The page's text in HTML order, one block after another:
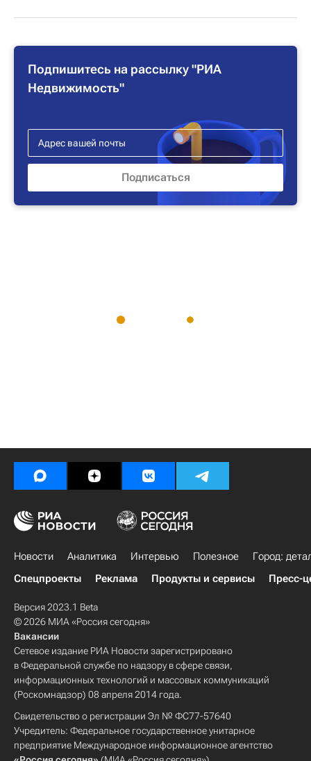
Подпишитесь на рассылку "РИА
Недвижимость"
Новости Аналитика Интервью Полезное
Город:
Спецпроекты
Реклама Продукты и сервисы Пресс-
Версия 2023.1 Beta
© 2026 МИА «Россия сегодня»
Вакансии
Сетевое издание РИА Новости зарегистрировано
в Федеральной службе по надзору в сфере связи,
информационных технологий и массовых коммуникаций
(Роскомнадзор) 08 апреля 2014 года.
Свидетельство о регистрации Эл № ФС77-57640
Учредитель: Федеральное государственное унитарное
предприятие Международное информационное агентство